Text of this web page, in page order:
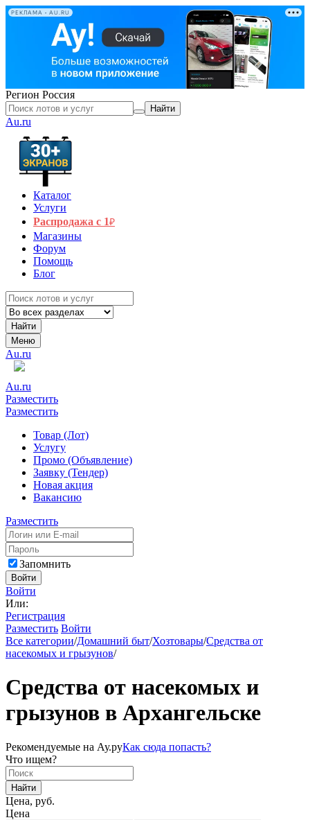
РЕКЛАМА • AU.RU
Регион Россия
Найти
Au.ru
Каталог
Услуги
Распродажа с 1₽
Магазины
Форум
Помощь
Блог
Найти
Меню
Au.ru
Au.ru
Разместить
Разместить
Товар (Лот)
Услугу
Промо (Объявление)
Заявку (Тендер)
Новая акция
Вакансию
Разместить
Запомнить
Войти
Войти
Или:
Регистрация
Разместить Войти
Все категории/Домашний быт/Хозтовары/Средства от
насекомых и грызунов/
Средства от насекомых и
грызунов в Архангельске
Рекомендуемые на Ау.руКак сюда попасть?
Что ищем?
Найти
Цена, руб.
Цена